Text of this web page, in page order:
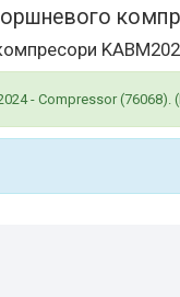
- Compressor (76068).